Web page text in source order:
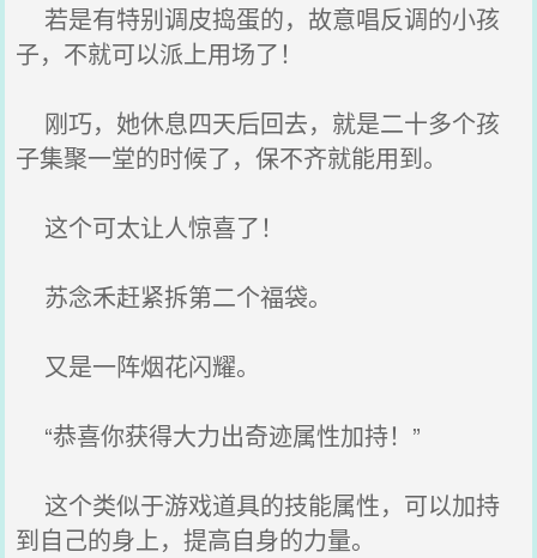
若是有特别调皮捣蛋的，故意唱反调的小孩
子，不就可以派上用场了！
刚巧，她休息四天后回去，就是二十多个孩
子集聚一堂的时候了，保不齐就能用到。
这个可太让人惊喜了！
苏念禾赶紧拆第二个福袋。
又是一阵烟花闪耀。
“恭喜你获得大力出奇迹属性加持！”
这个类似于游戏道具的技能属性，可以加持
到自己的身上，提高自身的力量。